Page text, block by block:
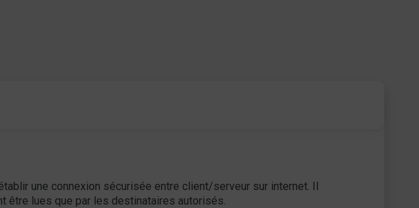
une connexion sécurisée entre client/serveur sur internet. Il
être lues que par les destinataires autorisés.